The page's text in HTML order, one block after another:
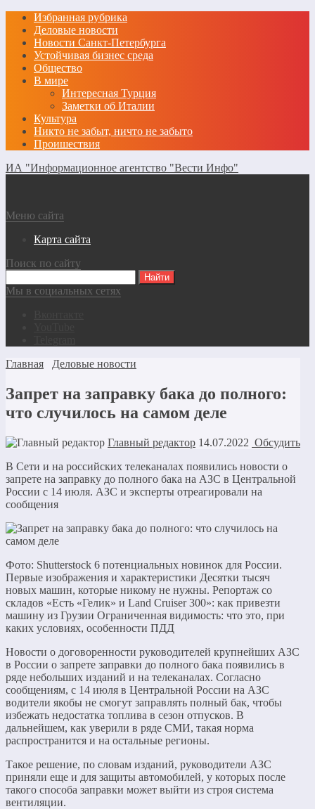
Избранная рубрика
Деловые новости
Новости Санкт-Петербурга
Устойчивая бизнес среда
Общество
В мире
Интересная Турция
Заметки об Италии
Культура
Никто не забыт, ничто не забыто
Проишествия
ИА "Информационное агентство "Вести Инфо"
Меню сайта
Карта сайта
Поиск по сайту
Мы в социальных сетях
Главная
Деловые новости
Запрет на заправку бака до полного:
что случилось на самом деле
Главный редактор 14.07.2022 Обсудить
В Сети и на российских телеканалах появились новости о
запрете на заправку до полного бака на АЗС в Центральной
России с 14 июля. АЗС и эксперты отреагировали на
сообщения
Фото: Shutterstock 6 потенциальных новинок для России.
Первые изображения и характеристики Десятки тысяч
новых машин, которые никому не нужны. Репортаж со
складов «Есть «Гелик» и Land Cruiser 300»: как привезти
машину из Грузии Ограниченная видимость: что это, при
каких условиях, особенности ПДД
Новости о договоренности руководителей крупнейших АЗС
в России о запрете заправки до полного бака появились в
ряде небольших изданий и на телеканалах. Согласно
сообщениям, с 14 июля в Центральной России на АЗС
водители якобы не смогут заправлять полный бак, чтобы
избежать недостатка топлива в сезон отпусков. В
дальнейшем, как уверили в ряде СМИ, такая норма
распространится и на остальные регионы.
Такое решение, по словам изданий, руководители АЗС
приняли еще и для защиты автомобилей, у которых после
такого способа заправки может выйти из строя система
вентиляции.